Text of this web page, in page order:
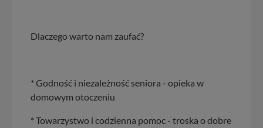
Dlaczego warto nam zaufać?
* Godność i niezależność seniora - opieka w
domowym otoczeniu
* Towarzystwo i codzienna pomoc - troska o dobre